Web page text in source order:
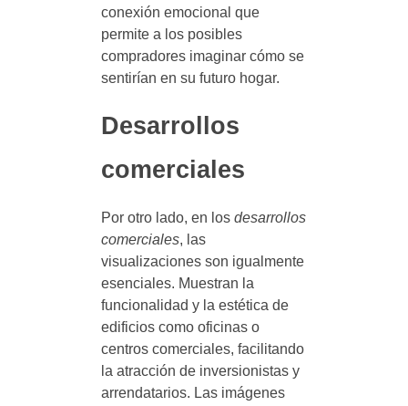
conexión emocional que
permite a los posibles
compradores imaginar cómo se
sentirían en su futuro hogar.
Desarrollos
comerciales
Por otro lado, en los desarrollos
comerciales, las
visualizaciones son igualmente
esenciales. Muestran la
funcionalidad y la estética de
edificios como oficinas o
centros comerciales, facilitando
la atracción de inversionistas y
arrendatarios. Las imágenes